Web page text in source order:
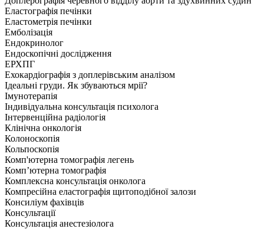
Еластографія печінки
Еластометрія печінки
Емболізація
Ендокринолог
Ендоскопічні дослідження
ЕРХПГ
Ехокардіографія з доплерівським аналізом
Ідеальні груди. Як збуваються мрії?
Імунотерапія
Індивідуальна консультація психолога
Інтервенційна радіологія
Клінічна онкологія
Колоноскопія
Кольпоскопія
Комп'ютерна томографія легень
Комп’ютерна томографія
Комплексна консультація онколога
Компресійна еластографія щитоподібної залози
Консиліум фахівців
Консультації
Консультація анестезіолога